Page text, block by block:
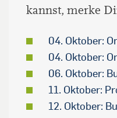
kannst, merke
04. Oktober:
04. Oktober:
06. Oktober:
11. Oktober:
12. Oktober: